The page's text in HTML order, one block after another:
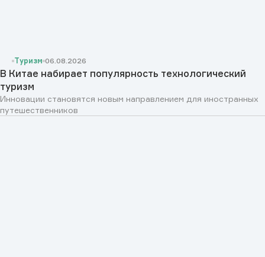
Туризм 06.08.2026
В Китае набирает популярность технологический
туризм
Инновации становятся новым направлением для иностранных
путешественников